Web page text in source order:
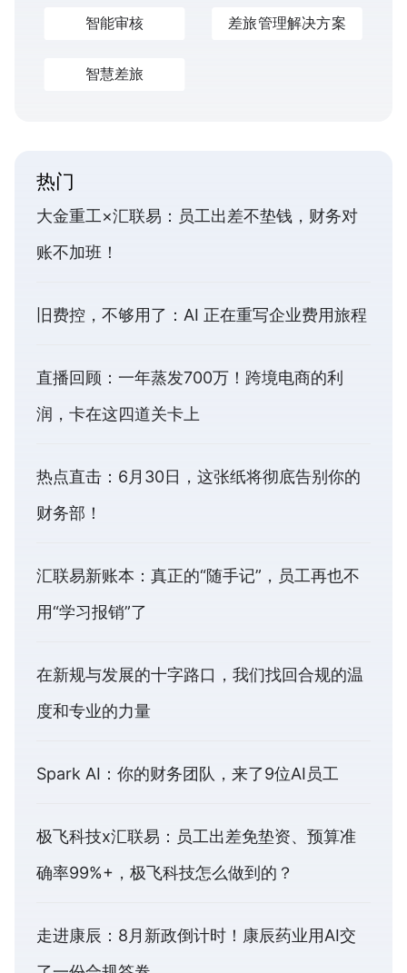
智能审核 差旅管理解决方案
智慧差旅
热门
大金重工×汇联易：员工出差不垫钱，财务对
账不加班！
旧费控，不够用了：AI 正在重写企业费用旅程
直播回顾：一年蒸发700万！跨境电商的利
润，卡在这四道关卡上
热点直击：6月30日，这张纸将彻底告别你的
财务部！
汇联易新账本：真正的“随手记”，员工再也不
用“学习报销”了
在新规与发展的十字路口，我们找回合规的温
度和专业的力量
Spark AI：你的财务团队，来了9位AI员工
极飞科技x汇联易：员工出差免垫资、预算准
确率99%+，极飞科技怎么做到的？
走进康辰：8月新政倒计时！康辰药业用AI交